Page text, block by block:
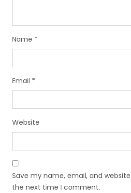
Name *
Email *
Website
Save my name, email, and
the next time I comment.